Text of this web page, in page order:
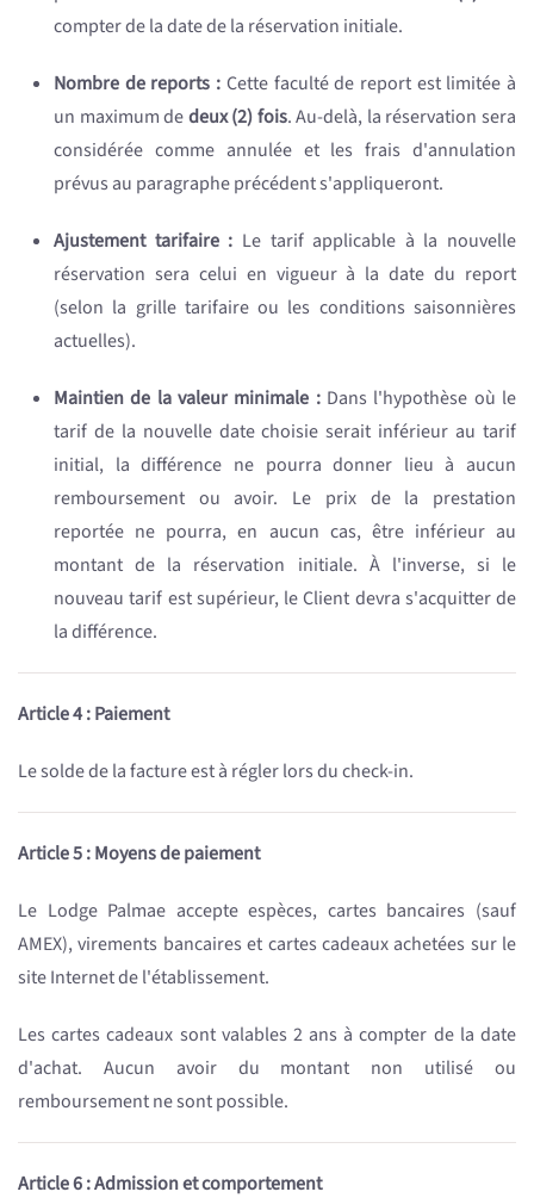
compter de la date de la réservation initiale.
Nombre de reports : Cette faculté de report est limitée à
un maximum dedeux (2) fois. Au-delà, la réservation sera
considérée comme annulée et les frais d'annulation
prévus au paragraphe précédent s'appliqueront.
Ajustement tarifaire : Le tarif applicable à la nouvelle
réservation sera celui en vigueur à la date du report
(selon la grille tarifaire ou les conditions saisonnières
actuelles).
Maintien de la valeur minimale :Dans l'hypothèse où le
tarif de la nouvelle date choisie serait inférieur au tarif
initial, la différence ne pourra donner lieu à aucun
remboursement ou avoir. Le prix de la prestation
reportée ne pourra, en aucun cas, être inférieur au
montant de la réservation initiale. À l'inverse, si le
nouveau tarif est supérieur, le Client devra s'acquitter de
la différence.
Article 4 : Paiement
Le solde de la facture est à régler lors du check-in.
Article 5 : Moyens de paiement
Le Lodge Palmae accepte espèces, cartes bancaires (sauf
AMEX), virements bancaires et cartes cadeaux achetées sur le
site Internet de l'établissement.
Les cartes cadeaux sont valables 2 ans à compter de la date
d'achat. Aucun avoir du montant non utilisé ou
remboursement ne sont possible.
Article 6 : Admission et comportement